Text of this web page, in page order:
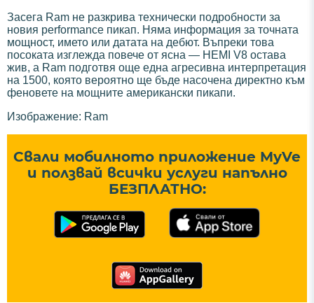
Засега Ram не разкрива технически подробности за
новия performance пикап. Няма информация за точната
мощност, името или датата на дебют. Въпреки това
посоката изглежда повече от ясна — HEMI V8 остава
жив, а Ram подготвя още една агресивна интерпретация
на 1500, която вероятно ще бъде насочена директно към
феновете на мощните американски пикапи.
Изображение: Ram
Свали мобилното приложение MyVe
и ползвай всички услуги напълно
БЕЗПЛАТНО: